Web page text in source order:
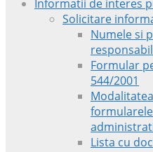
Informatii de interes
Solicitare
Numele si
Formular
544/2001
Lista cu